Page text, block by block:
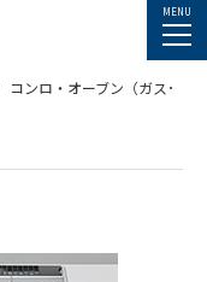
コンロ・オーブン（ガス･